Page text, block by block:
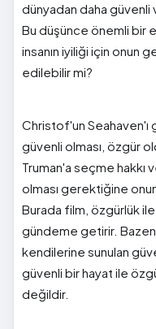
dünyadan daha güvenli
Bu düşünce önemli bir
insanın iyiliği için onun
edilebilir mi?
Christof'un Seahaven'ı
güvenli olması, özgür
Truman'a seçme hakkı
olması gerektiğine
Burada film, özgürlük ile
gündeme getirir.
kendilerine sunulan
güvenli bir hayat ile
değildir.